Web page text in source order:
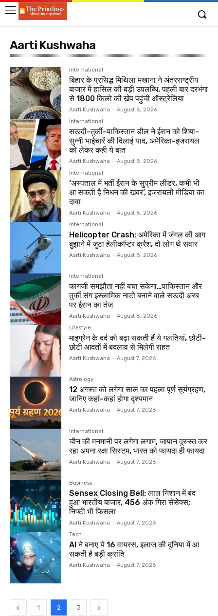
Aarti Kushwaha
International
बिहार के प्रसिद्ध मिथिला मखाना ने अंतरराष्ट्रीय
बाजार में हासिल की बड़ी उपलब्धि, पहली बार दरभंगा
से 1800 किलो की खेप पहुंची ऑस्ट्रेलिया
Aarti Kushwaha - August 8, 2026
International
सऊदी-तुर्की-पाकिस्तान डील ने ईरान को शिया-
सुन्नी भाईचारें की दिलाई याद, अमेरिका-इजरायल
को लेकर कही ये बात
Aarti Kushwaha - August 8, 2026
International
‘अस्पताल में भर्ती ईरान के सुप्रीम लीडर, कभी भी
आ सकती है निधन की खबर’, इजरायली मीडिया का
दावा
Aarti Kushwaha - August 8, 2026
International
Helicopter Crash: अमेरिका में जंगल की आग
बुझाने में जुटा हेलीकॉप्टर क्रैश, दो लोग थे सवार
Aarti Kushwaha - August 8, 2026
International
कागजी समझौता नहीं बचा सकेगा…पाकिस्तान और
तुर्की संग इस्लामिक नाटो बनाने वाले सऊदी अरब
पर ईरान का तंज
Aarti Kushwaha - August 8, 2026
Lifestyle
माइग्रेन के दर्द को बढ़ा सकती हैं ये गलतियां, छोटी-
छोटी आदतों में बदलाव से मिलेगी राहत
Aarti Kushwaha - August 7, 2026
Astrology
12 अगस्त को लगेगा साल का पहला पूर्ण सूर्यग्रहण,
जानिए कहां-कहां होगा दृश्यमान
Aarti Kushwaha - August 7, 2026
International
चीन की मनमानी पर लगेगा लगाम, जापान दुरुस्‍त कर
रहा अपना रक्षा सिस्टम, भारत को फायदा ही फायदा
Aarti Kushwaha - August 7, 2026
Business
Sensex Closing Bell: लाल निशान में बंद
हुआ भारतीय बाजार, 456 अंक गिरा सेंसेक्स;
निफ्टी भी फिसला
Aarti Kushwaha - August 7, 2026
Tech
AI ने बनाए ये 16 वायरस, इलाज की दुनिया में आ
सकती है बड़ी क्रांति
Aarti Kushwaha - August 7, 2026
1 2 3